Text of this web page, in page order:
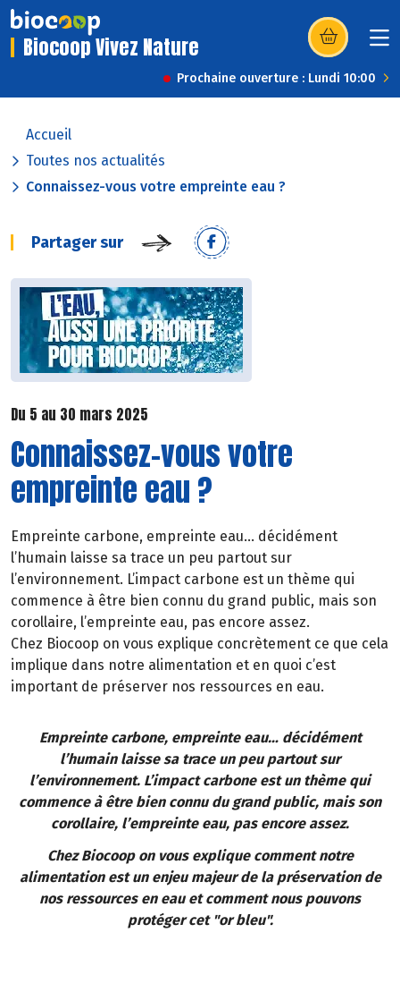
Biocoop Vivez Nature (s’ouvre dans
Prochaine ouverture : Lundi 10:00
Accueil
Toutes nos actualités
Connaissez-vous votre empreinte eau ?
Partager sur
Du 5 au 30 mars 2025
Connaissez-vous votre
empreinte eau ?
Empreinte carbone, empreinte eau… décidément
l’humain laisse sa trace un peu partout sur
l’environnement. L’impact carbone est un thème qui
commence à être bien connu du grand public, mais son
corollaire, l’empreinte eau, pas encore assez.
Chez Biocoop on vous explique concrètement ce que cela
implique dans notre alimentation et en quoi c’est
important de préserver nos ressources en eau.
Empreinte carbone, empreinte eau… décidément
l’humain laisse sa trace un peu partout sur
l’environnement. L’impact carbone est un thème qui
commence à être bien connu du grand public, mais son
corollaire, l’empreinte eau, pas encore assez.
Chez Biocoop on vous explique comment notre
alimentation est un enjeu majeur de la préservation de
nos ressources en eau et comment nous pouvons
protéger cet "or bleu".